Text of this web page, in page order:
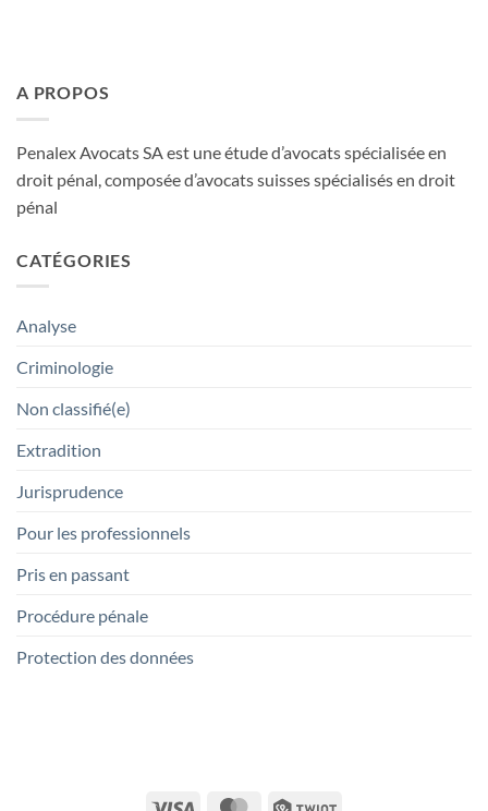
A PROPOS
Penalex Avocats SA est une étude d’avocats spécialisée en
droit pénal, composée d’avocats suisses spécialisés en droit
pénal
CATÉGORIES
Analyse
Criminologie
Non classifié(e)
Extradition
Jurisprudence
Pour les professionnels
Pris en passant
Procédure pénale
Protection des données
Visa MasterCardTwint